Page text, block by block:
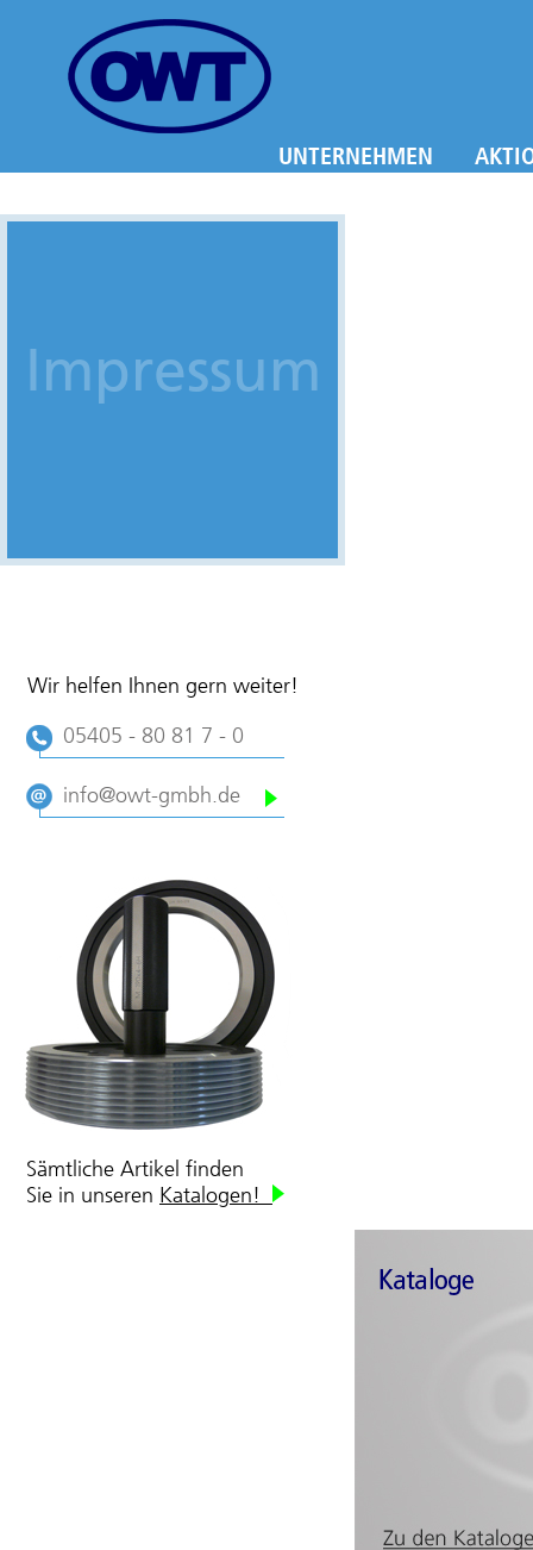
UNTERNEHMEN
Impressum
Wir helfen Ihnen gern weiter!
05405 - 80 81 7 - 0
info@owt-gmbh.de
Sämtliche Artikel finden
Sie in unseren Katalogen!